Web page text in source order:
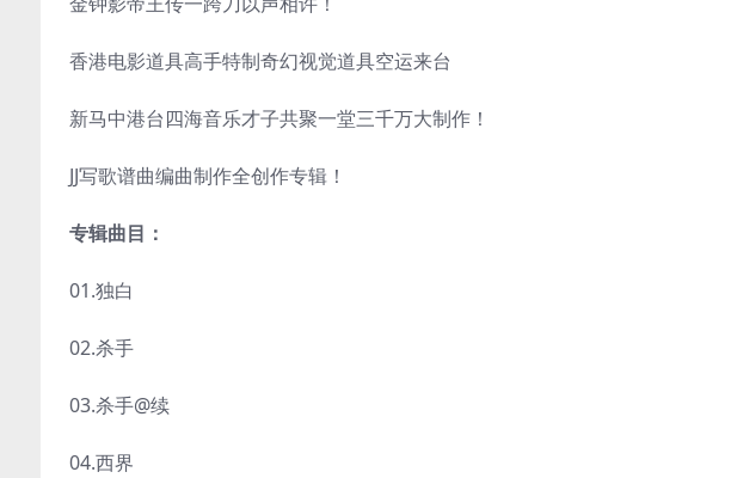
香港电影道具高手特制奇幻视觉道具空运来台
新马中港台四海音乐才子共聚一堂三千万大制作！
JJ写歌谱曲编曲制作全创作专辑！
专辑曲目：
01.独白
02.杀手
03.杀手@续
04.西界